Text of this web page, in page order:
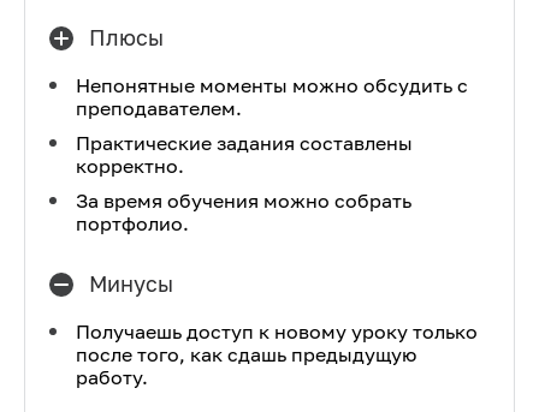
Плюсы
Непонятные моменты можно обсудить с
преподавателем.
Практические задания составлены
корректно.
За время обучения можно собрать
портфолио.
Минусы
Получаешь доступ к новому уроку только
после того, как сдашь предыдущую
работу.